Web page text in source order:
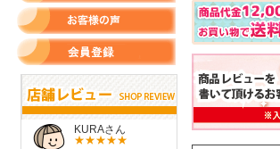
KURAさん しらすさ